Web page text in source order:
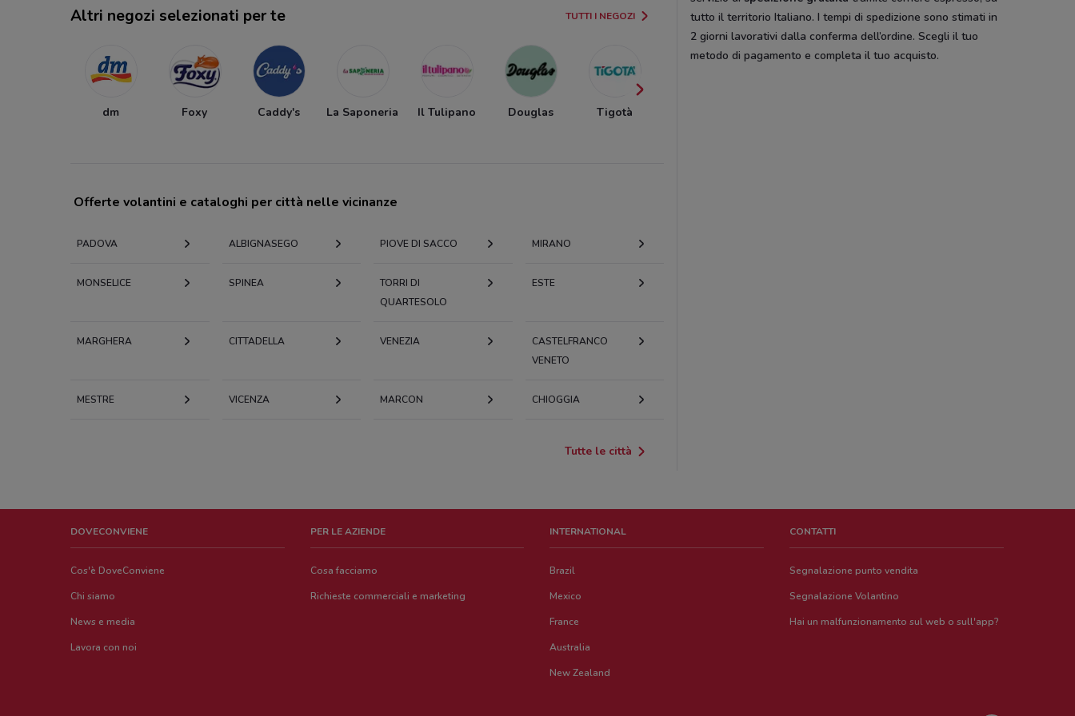
Altri negozi selezionati per te TUTTI I NEGOZI
dm Foxy Caddy's La Saponeria Il Tulipano Douglas Tigotà
Offerte volantini e cataloghi per città nelle vicinanze
PADOVA ALBIGNASEGO PIOVE DI SACCO MIRANO
MONSELICE SPINEA
TORRI DI
QUARTESOLO
ESTE
MARGHERA CITTADELLA VENEZIA
CASTELFRANCO
VENETO
MESTRE VICENZA MARCON CHIOGGIA
Tutte le città
tutto il territorio Italiano. I tempi di spedizione sono stimati in
2 giorni lavorativi dalla conferma dell’ordine. Scegli il tuo
metodo di pagamento e completa il tuo acquisto.
DOVECONVIENE
Cos'è DoveConviene
Chi siamo
News e media
Lavora con noi
PER LE AZIENDE
Cosa facciamo
Richieste commerciali e marketing
INTERNATIONAL
Brazil
Mexico
France
Australia
New Zealand
CONTATTI
Segnalazione punto vendita
Segnalazione Volantino
Hai un malfunzionamento sul web o sull'app?